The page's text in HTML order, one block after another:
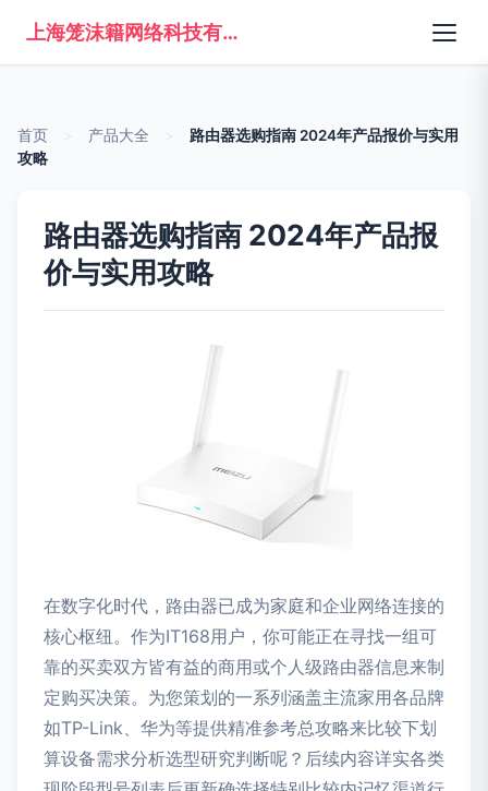
上海笼沫籍网络科技有限公司
首页 产品大全
路由器选购指南 2024年产品报价与实用
攻略
路由器选购指南 2024年产品报
价与实用攻略
在数字化时代，路由器已成为家庭和企业网络连接的
核心枢纽。作为IT168用户，你可能正在寻找一组可
靠的买卖双方皆有益的商用或个人级路由器信息来制
定购买决策。为您策划的一系列涵盖主流家用各品牌
如TP-Link、华为等提供精准参考总攻略来比较下划
算设备需求分析选型研究判断呢？后续内容详实各类